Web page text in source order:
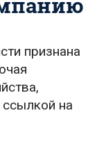
признана
ссылкой на